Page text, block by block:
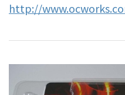
http://